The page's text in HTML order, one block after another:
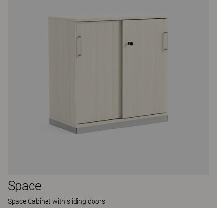
Space
Space Cabinet with sliding doors